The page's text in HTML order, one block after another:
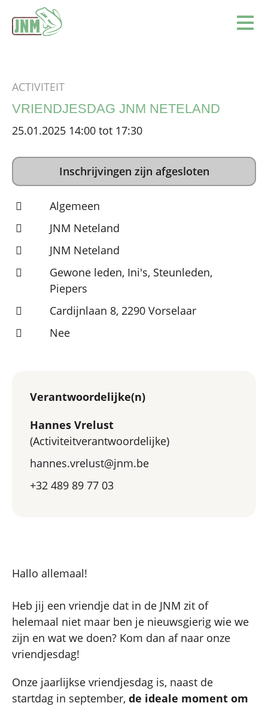
ACTIVITEIT
VRIENDJESDAG JNM NETELAND
25.01.2025 14:00 tot 17:30
Inschrijvingen zijn afgesloten
Algemeen
JNM Neteland
JNM Neteland
Gewone leden, Ini's, Steunleden,
Piepers
Cardijnlaan 8, 2290 Vorselaar
Nee
Verantwoordelijke(n)
Hannes Vrelust
(Activiteitverantwoordelijke)
hannes.vrelust@jnm.be
+32 489 89 77 03
Hallo allemaal!
Heb jij een vriendje dat in de JNM zit of
helemaal niet maar ben je nieuwsgierig wie we
zijn en wat we doen? Kom dan af naar onze
vriendjesdag!
Onze jaarlijkse vriendjesdag is, naast de
startdag in september, de ideale moment om